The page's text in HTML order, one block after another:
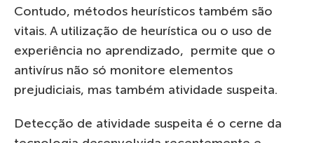
Contudo, métodos heurísticos também são
vitais. A utilização de heurística ou o uso de
experiência no aprendizado, permite que o
antivírus não só monitore elementos
prejudiciais, mas também atividade suspeita.
Detecção de atividade suspeita é o cerne da